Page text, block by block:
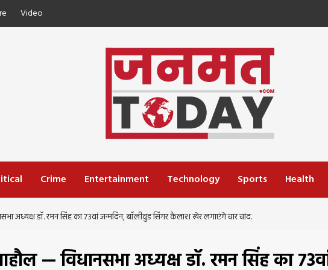
Video
Crime Entertainment Technology Sports Health
अध्यक्ष डॉ. रमन सिंह का 73वां जन्मदिन, बॉलीवुड सिंगर कैलाश खेर लगाएंगे चार चांद.
— विधानसभा अध्यक्ष डॉ. रमन सिंह का